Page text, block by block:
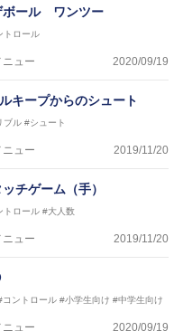
ボール ワンツー
トロール
ュー 2020/09/19
キープからのシュート
ブル #シュート
ュー 2019/11/20
チゲーム（手）
トロール #大人数
ュー 2019/11/20
コントロール #小学生向け #中学生向け
ュー 2020/09/19